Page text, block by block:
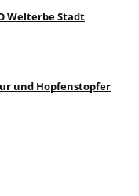
Welterbe Stadt
und Hopfenstopfer